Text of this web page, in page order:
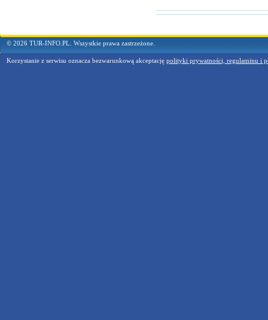
© 2026 TUR-INFO.PL. Wszystkie prawa zastrzeżone.
Korzystanie z serwisu oznacza bezwarunkową akceptację polityki prywatności, regulaminu i